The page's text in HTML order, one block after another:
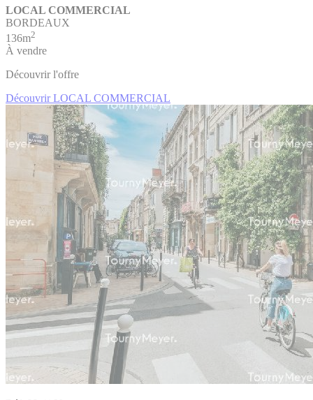
LOCAL COMMERCIAL
BORDEAUX
136m2
À vendre
Découvrir l'offre
Découvrir LOCAL COMMERCIAL